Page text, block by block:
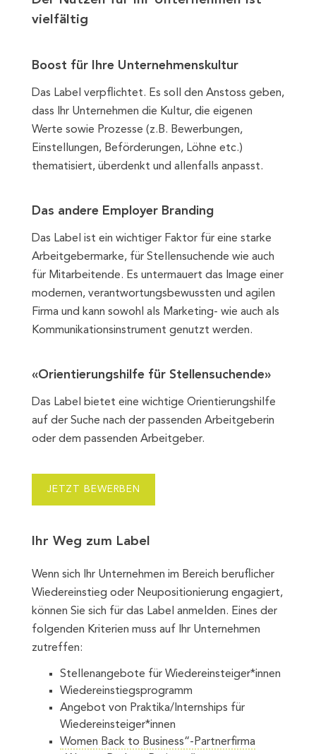
vielfältig
Boost für Ihre Unternehmenskultur
Das Label verpflichtet. Es soll den Anstoss geben,
dass Ihr Unternehmen die Kultur, die eigenen
Werte sowie Prozesse (z.B. Bewerbungen,
Einstellungen, Beförderungen, Löhne etc.)
thematisiert, überdenkt und allenfalls anpasst.
Das andere Employer Branding
Das Label ist ein wichtiger Faktor für eine starke
Arbeitgebermarke, für Stellensuchende wie auch
für Mitarbeitende. Es untermauert das Image einer
modernen, verantwortungsbewussten und agilen
Firma und kann sowohl als Marketing- wie auch als
Kommunikationsinstrument genutzt werden.
«Orientierungshilfe für Stellensuchende»
Das Label bietet eine wichtige Orientierungshilfe
auf der Suche nach der passenden Arbeitgeberin
oder dem passenden Arbeitgeber.
JETZT BEWERBEN
Ihr Weg zum Label
Wenn sich Ihr Unternehmen im Bereich beruflicher
Wiedereinstieg oder Neupositionierung engagiert,
können Sie sich für das Label anmelden. Eines der
folgenden Kriterien muss auf Ihr Unternehmen
zutreffen:
Stellenangebote für Wiedereinsteiger*innen
Wiedereinstiegsprogramm
Angebot von Praktika/Internships für
Wiedereinsteiger*innen
Women Back to Business“-Partnerfirma